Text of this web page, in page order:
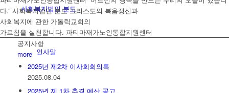
사회복지법인 분도
인사말
다.” 사회복지법인 분도 그리스도의 복음정신과
사회복지에 관한 가톨릭교회의
가르침을 실천합니다. 파티마재가노인통합지원센터
공지사항
more
2025년 제2차 이사회회의록
2025.08.04
2025년 제 1차 추경 예산 공고